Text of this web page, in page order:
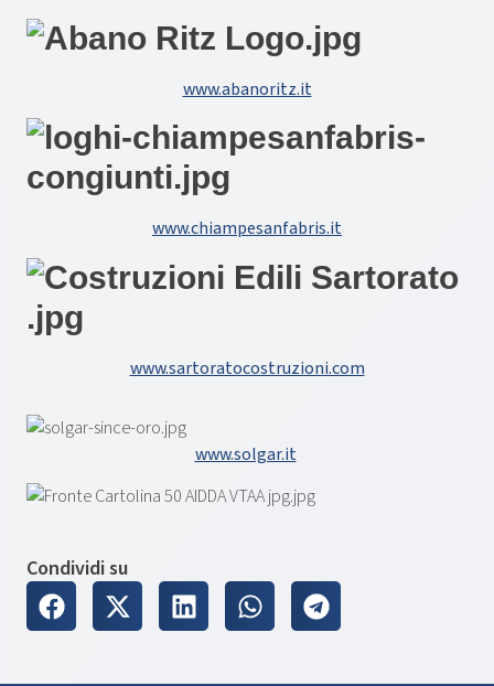
www.abanoritz.it
www.chiampesanfabris.it
www.sartoratocostruzioni.com
www.solgar.it
Condividi su